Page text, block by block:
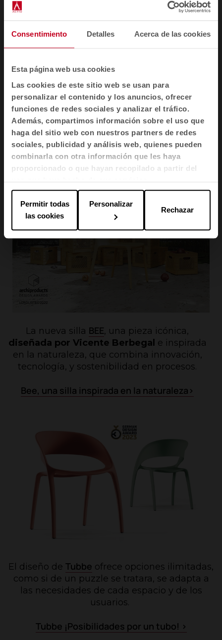
Consentimiento Detalles Acerca de las cookies
Esta página web usa cookies
Las cookies de este sitio web se usan para
personalizar el contenido y los anuncios, ofrecer
funciones de redes sociales y analizar el tráfico.
Además, compartimos información sobre el uso que
haga del sitio web con nuestros partners de redes
sociales, publicidad y análisis web, quienes pueden
combinarla con otra información que les haya
proporcionado o que hayan recopilado a partir del
uso que haya hecho de sus servicios.
Permitir todas
las cookies
Personalizar
Rechazar
estos nuevos tiempos y esa agilidad debe ser
compartida tanto por los espacios como por las
soluciones de mobiliario que las equipan. Para
confortables y de diseño.
Lasilla Fluit , deArchirivolto Design, es100%
sostenible, elaborada con fibra de vidrio y
plástico polipropileno reciclados. Un diseño
fluido y confortable libre de aristas y uniones.
Fluit, una silla 100% reciclada >
La nueva silla BEE, una pieza icónica,
diseñada por Vicente Berbegal e inspirada
en la naturaleza, que combina innovación,
tecnología, y sostenibilidad en procesos.
Bee, una silla inspirada en la naturaleza>
El diseño de Tubbe ofrece opciones ilimitadas,
como si de un puzzle se tratara, se adapta a
las necesidades de cada espacio y de los
usuarios.
Tubbe ¡Posibilidades por un tubo! >